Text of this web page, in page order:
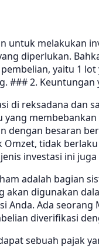
untuk melakukan
diperlukan.
yaitu 1 lot
### 2. Keuntungan
di reksadana
yang
dengan besaran
tidak
jenis investasi ini
adalah bagian
digunakan
Anda. Ada
diverifikasi
sebuah pajak